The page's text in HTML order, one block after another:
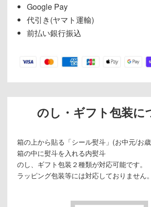
Google Pay
代引き(ヤマト運輸)
前払い銀行振込
のし・ギフト包装に
箱の上から貼る「シール熨斗」(お中元/お
箱の中に熨斗を入れる内熨斗
のし、ギフト包装２種類が対応可能です。
ラッピング包装等には対応しておりません。